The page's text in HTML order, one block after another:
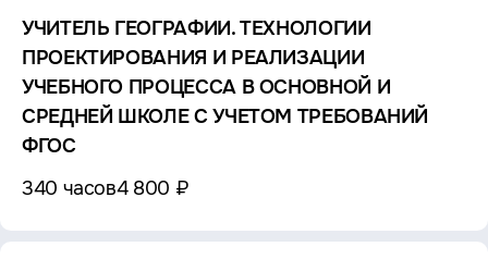
УЧИТЕЛЬ ГЕОГРАФИИ. ТЕХНОЛОГИИ
ПРОЕКТИРОВАНИЯ И РЕАЛИЗАЦИИ
УЧЕБНОГО ПРОЦЕССА В ОСНОВНОЙ И
СРЕДНЕЙ ШКОЛЕ С УЧЕТОМ ТРЕБОВАНИЙ
ФГОС
340 часов4 800 ₽